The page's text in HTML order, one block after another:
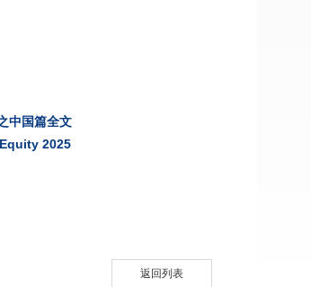
中国篇全文
2025
返回列表